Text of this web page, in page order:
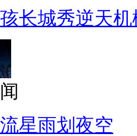
长城秀逆天机
星雨划夜空